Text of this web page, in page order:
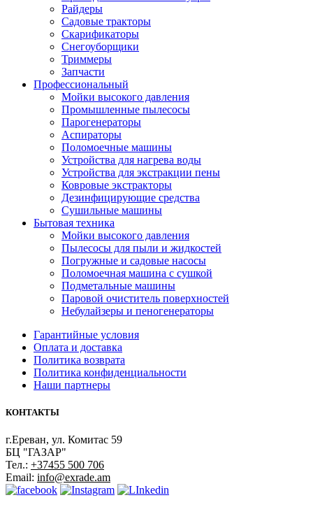
Райдеры
Садовые тракторы
Скарификаторы
Снегоуборщики
Триммеры
Запчасти
Профессиональный
Мойки высокого давления
Промышленные пылесосы
Парогенераторы
Аспираторы
Поломоечные машины
Устройства для нагрева воды
Устройства для экстракции пены
Ковровые экстракторы
Дезинфицирующие средства
Сушильные машины
Бытовая техника
Мойки высокого давления
Пылесосы для пыли и жидкостей
Погружные и садовые насосы
Поломоечная машина с сушкой
Подметальные машины
Паровой очиститель поверхностей
Небулайзеры и пеногенераторы
Гарантийные условия
Оплата и доставка
Политика возврата
Политика конфиденциальности
Наши партнеры
КОНТАКТЫ
г.Ереван, ул. Комитас 59
БЦ "ГАЗАР"
Тел.: +37455 500 706
Email: info@exrade.am